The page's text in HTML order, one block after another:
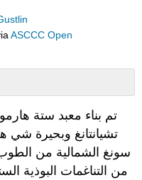
ASCCC Open
تشيانتانغ وبحيرة